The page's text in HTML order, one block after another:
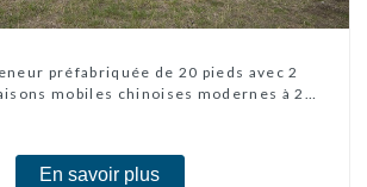
préfabriquée de 20 pieds avec 2
mobiles chinoises modernes à 2
En savoir plus